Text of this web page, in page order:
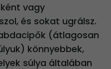
vagy
és sokat ugrálsz.
(átlagosan
könnyebbek,
súlya általában